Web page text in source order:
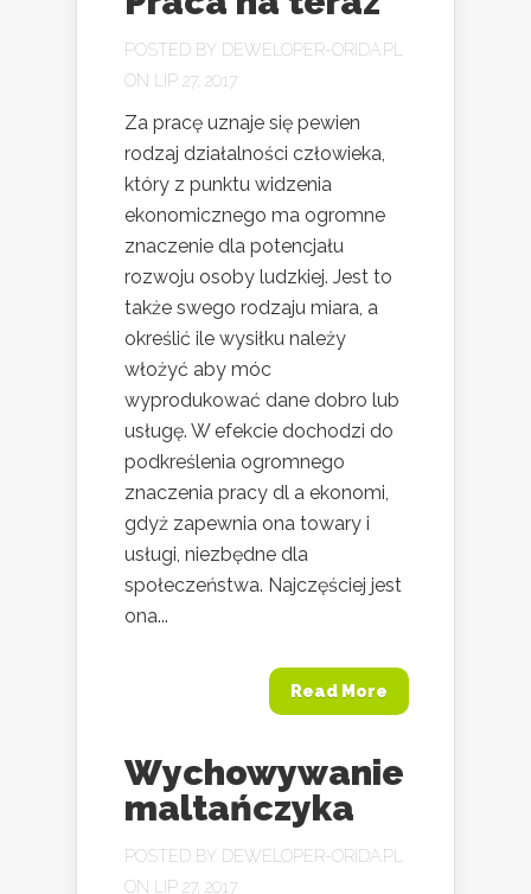
POSTED BY DEWELOPER-ORIDA.PL
ON LIP 27, 2017
Za pracę uznaje się pewien
rodzaj działalności człowieka,
który z punktu widzenia
ekonomicznego ma ogromne
znaczenie dla potencjału
rozwoju osoby ludzkiej. Jest to
także swego rodzaju miara, a
określić ile wysiłku należy
włożyć aby móc
wyprodukować dane dobro lub
usługę. W efekcie dochodzi do
podkreślenia ogromnego
znaczenia pracy dl a ekonomi,
gdyż zapewnia ona towary i
usługi, niezbędne dla
społeczeństwa. Najczęściej jest
ona...
Read More
Wychowywanie
maltańczyka
POSTED BY DEWELOPER-ORIDA.PL
ON LIP 27, 2017